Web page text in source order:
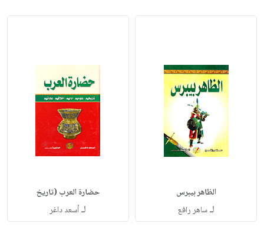
الظاهر بيبرس
لـساهر رافع
حضارة العرب (تاريخ
لـأسعد داغر